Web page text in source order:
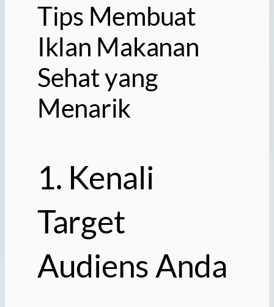
Tips Membuat
Iklan Makanan
Sehat yang
Menarik
1. Kenali
Target
Audiens Anda